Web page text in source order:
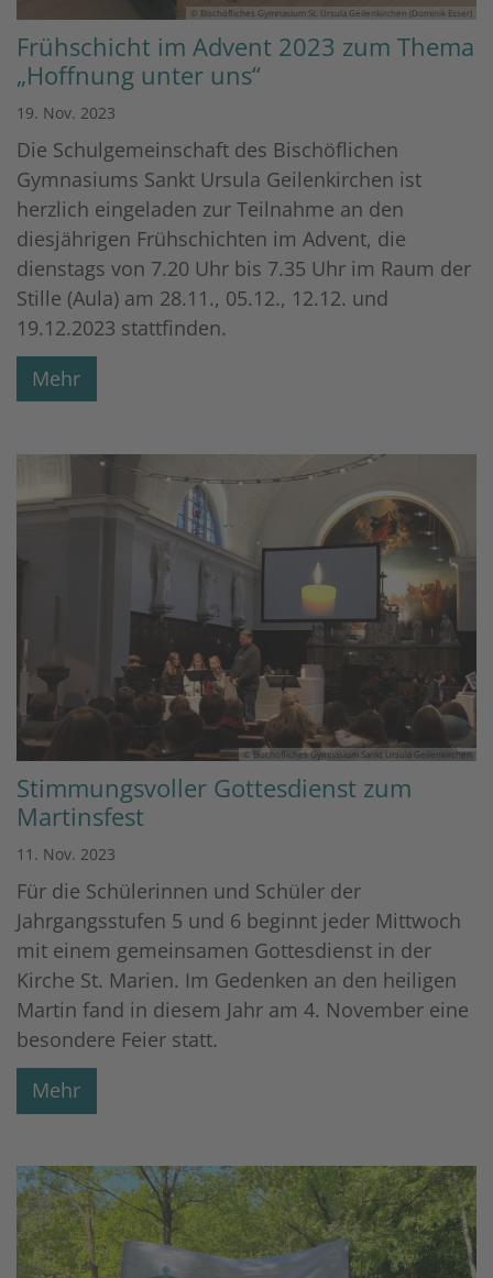
© Bischöfliches Gymnasium St. Ursula Geilenkirchen (Dominik Esser)
Frühschicht im Advent 2023 zum Thema
„Hoffnung unter uns“
19. Nov. 2023
Die Schulgemeinschaft des Bischöflichen
Gymnasiums Sankt Ursula Geilenkirchen ist
herzlich eingeladen zur Teilnahme an den
diesjährigen Frühschichten im Advent, die
dienstags von 7.20 Uhr bis 7.35 Uhr im Raum der
Stille (Aula) am 28.11., 05.12., 12.12. und
19.12.2023 stattfinden.
Mehr
© Bischöfliches Gymnasium Sankt Ursula Geilenkirchen
Stimmungsvoller Gottesdienst zum
Martinsfest
11. Nov. 2023
Für die Schülerinnen und Schüler der
Jahrgangsstufen 5 und 6 beginnt jeder Mittwoch
mit einem gemeinsamen Gottesdienst in der
Kirche St. Marien. Im Gedenken an den heiligen
Martin fand in diesem Jahr am 4. November eine
besondere Feier statt.
Mehr